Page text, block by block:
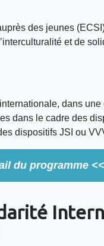
des jeunes
et de
dans
dans le cadre des
dispositifs JSI ou
du programme <<